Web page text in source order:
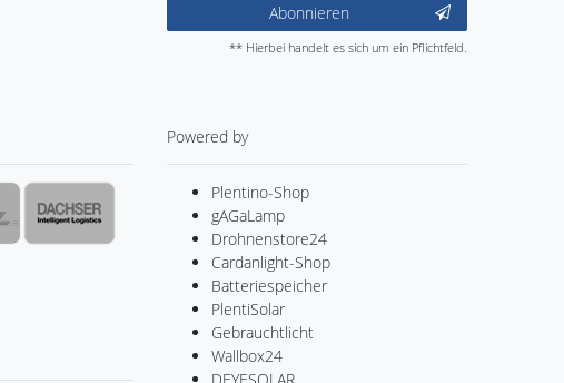
Abonnieren
** Hierbei handelt es sich um ein Pflichtfeld.
Powered by
Plentino-Shop
gAGaLamp
Drohnenstore24
Cardanlight-Shop
Batteriespeicher
PlentiSolar
Gebrauchtlicht
Wallbox24